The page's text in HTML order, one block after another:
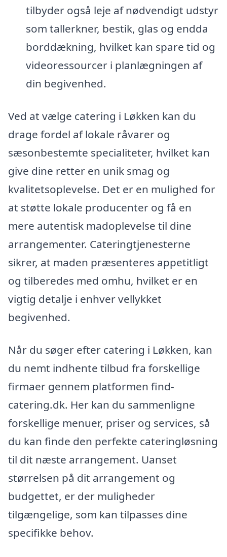
tilbyder også leje af nødvendigt udstyr
som tallerkner, bestik, glas og endda
borddækning, hvilket kan spare tid og
videoressourcer i planlægningen af
din begivenhed.
Ved at vælge catering i Løkken kan du
drage fordel af lokale råvarer og
sæsonbestemte specialiteter, hvilket kan
give dine retter en unik smag og
kvalitetsoplevelse. Det er en mulighed for
at støtte lokale producenter og få en
mere autentisk madoplevelse til dine
arrangementer. Cateringtjenesterne
sikrer, at maden præsenteres appetitligt
og tilberedes med omhu, hvilket er en
vigtig detalje i enhver vellykket
begivenhed.
Når du søger efter catering i Løkken, kan
du nemt indhente tilbud fra forskellige
firmaer gennem platformen find-
catering.dk. Her kan du sammenligne
forskellige menuer, priser og services, så
du kan finde den perfekte cateringløsning
til dit næste arrangement. Uanset
størrelsen på dit arrangement og
budgettet, er der muligheder
tilgængelige, som kan tilpasses dine
specifikke behov.